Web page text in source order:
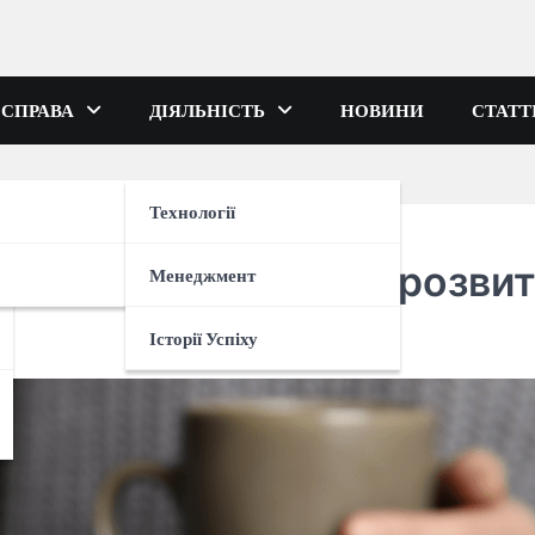
ДІЯЛЬНІСТЬ
Технології
Менеджмент
Історії Успіху
НОВИНИ
старту та